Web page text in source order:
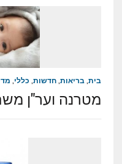
בית, בריאות, חדשות, כללי
מטרנה וער"ן